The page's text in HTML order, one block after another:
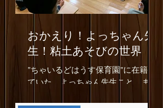
おかえり！よっちゃん先
生！粘土あそびの世界
”ちゃいるどはうす保育園”に在籍し
ていた、よっちゃん先生こと、まつ